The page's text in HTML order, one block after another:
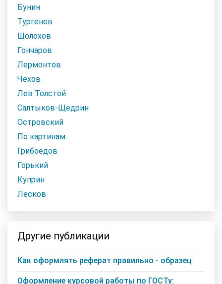
Бунин
Тургенев
Шолохов
Гончаров
Лермонтов
Чехов
Лев Толстой
Салтыков-Щедрин
Островский
По картинам
Грибоедов
Горький
Куприн
Лесков
Другие публикации
Как оформлять реферат правильно - образец
Оформление курсовой работы по ГОСТу: